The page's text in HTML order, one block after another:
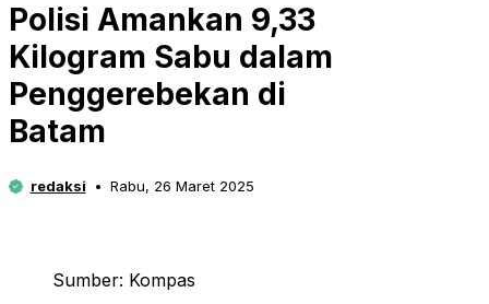
Polisi Amankan 9,33
Kilogram Sabu dalam
Penggerebekan di
Batam
redaksi Rabu, 26 Maret 2025
Sumber: Kompas